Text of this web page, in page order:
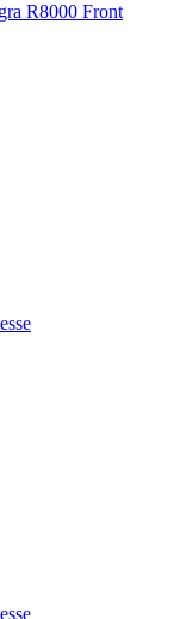
R8000 Front